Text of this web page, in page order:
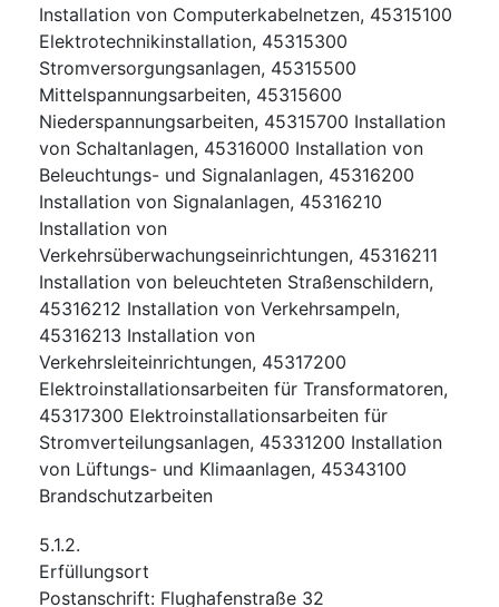
Installation von Computerkabelnetzen, 45315100
Elektrotechnikinstallation, 45315300
Stromversorgungsanlagen, 45315500
Mittelspannungsarbeiten, 45315600
Niederspannungsarbeiten, 45315700 Installation
von Schaltanlagen, 45316000 Installation von
Beleuchtungs- und Signalanlagen, 45316200
Installation von Signalanlagen, 45316210
Installation von
Verkehrsüberwachungseinrichtungen, 45316211
Installation von beleuchteten Straßenschildern,
45316212 Installation von Verkehrsampeln,
45316213 Installation von
Verkehrsleiteinrichtungen, 45317200
Elektroinstallationsarbeiten für Transformatoren,
45317300 Elektroinstallationsarbeiten für
Stromverteilungsanlagen, 45331200 Installation
von Lüftungs- und Klimaanlagen, 45343100
Brandschutzarbeiten
5.1.2.
Erfüllungsort
Postanschrift: Flughafenstraße 32